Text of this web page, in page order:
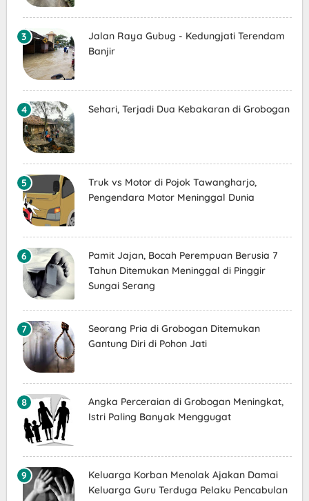
Jalan Raya Gubug - Kedungjati Terendam
Banjir
Sehari, Terjadi Dua Kebakaran di Grobogan
Truk vs Motor di Pojok Tawangharjo,
Pengendara Motor Meninggal Dunia
Pamit Jajan, Bocah Perempuan Berusia 7
Tahun Ditemukan Meninggal di Pinggir
Sungai Serang
Seorang Pria di Grobogan Ditemukan
Gantung Diri di Pohon Jati
Angka Perceraian di Grobogan Meningkat,
Istri Paling Banyak Menggugat
Keluarga Korban Menolak Ajakan Damai
Keluarga Guru Terduga Pelaku Pencabulan